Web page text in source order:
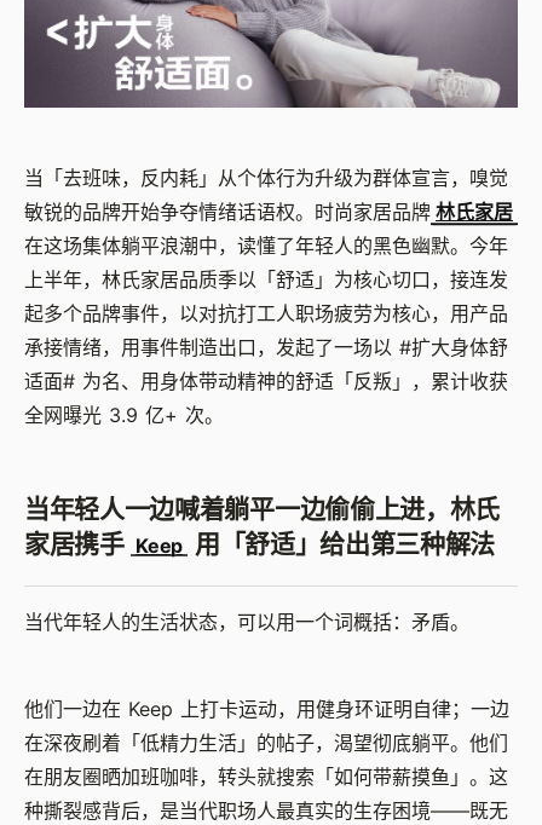
当「去班味，反内耗」从个体行为升级为群体宣言，嗅觉
敏锐的品牌开始争夺情绪话语权。时尚家居品牌 林氏家居
在这场集体躺平浪潮中，读懂了年轻人的黑色幽默。今年
上半年，林氏家居品质季以「舒适」为核心切口，接连发
起多个品牌事件，以对抗打工人职场疲劳为核心，用产品
承接情绪，用事件制造出口，发起了一场以 #扩大身体舒
适面# 为名、用身体带动精神的舒适「反叛」，累计收获
全网曝光 3.9 亿+ 次。
当年轻人一边喊着躺平一边偷偷上进，林氏
家居携手 Keep 用「舒适」给出第三种解法
当代年轻人的生活状态，可以用一个词概括：矛盾。
他们一边在 Keep 上打卡运动，用健身环证明自律；一边
在深夜刷着「低精力生活」的帖子，渴望彻底躺平。他们
在朋友圈晒加班咖啡，转头就搜索「如何带薪摸鱼」。这
种撕裂感背后，是当代职场人最真实的生存困境——既无